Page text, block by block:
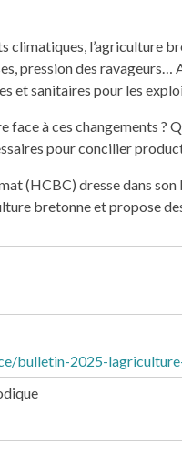
climatiques, l’agriculture
pression des
et sanitaires pour les
à ces changements ?
pour concilier
(HCBC) dresse dans
bretonne et propose
bulletin-2025-